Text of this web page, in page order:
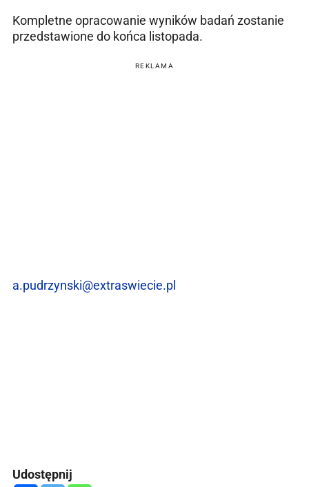
Kompletne opracowanie wyników badań zostanie
przedstawione do końca listopada.
REKLAMA
a.pudrzynski@extraswiecie.pl
Udostępnij